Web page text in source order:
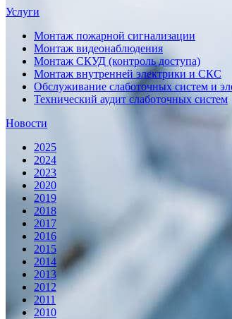
Услуги
Монтаж пожарной сигнализации
Монтаж видеонаблюдения
Монтаж СКУД (контроль доступа)
Монтаж внутренней электрики и СКС
Обслуживание слаботочных систем и
Технический аудит слаботочных систем
Новости
2025
2024
2023
2020
2019
2018
2017
2016
2015
2014
2013
2012
2011
2010